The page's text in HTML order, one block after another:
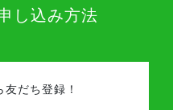
し込み方法
だち登録！